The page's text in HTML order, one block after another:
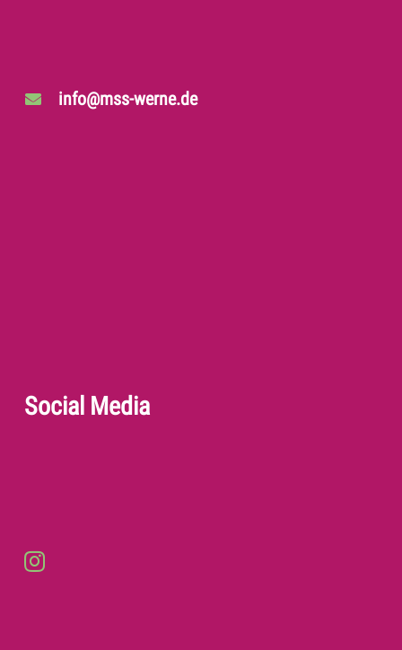
info@mss-werne.de
Social Media